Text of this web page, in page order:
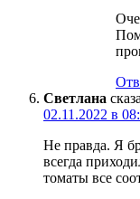
Светлана
02.11.2022 в
Не правда. Я
всегда
томаты все